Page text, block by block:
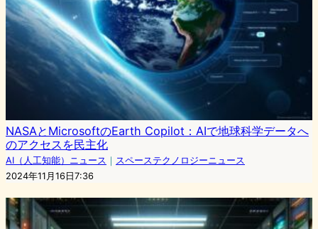
NASAとMicrosoftのEarth Copilot：AIで地球科学データへ
のアクセスを民主化
AI（人工知能）ニュース ｜ スペーステクノロジーニュース
2024年11月16日7:36